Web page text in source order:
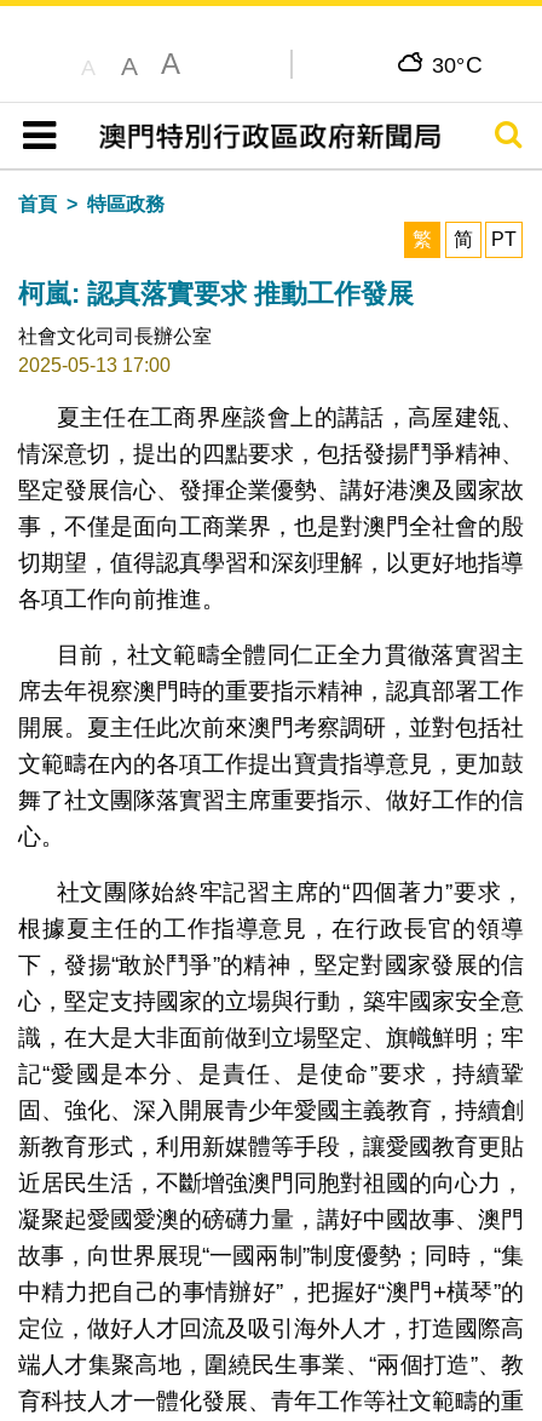
A A A 30°C
目錄
搜尋
首頁
特區政務
繁
简 PT
柯嵐: 認真落實要求 推動工作發展
社會文化司司長辦公室
2025-05-13 17:00
夏主任在工商界座談會上的講話，高屋建瓴、
情深意切，提出的四點要求，包括發揚鬥爭精神、
堅定發展信心、發揮企業優勢、講好港澳及國家故
事，不僅是面向工商業界，也是對澳門全社會的殷
切期望，值得認真學習和深刻理解，以更好地指導
各項工作向前推進。
目前，社文範疇全體同仁正全力貫徹落實習主
席去年視察澳門時的重要指示精神，認真部署工作
開展。夏主任此次前來澳門考察調研，並對包括社
文範疇在內的各項工作提出寶貴指導意見，更加鼓
舞了社文團隊落實習主席重要指示、做好工作的信
心。
社文團隊始終牢記習主席的“四個著力”要求，
根據夏主任的工作指導意見，在行政長官的領導
下，發揚“敢於鬥爭”的精神，堅定對國家發展的信
心，堅定支持國家的立場與行動，築牢國家安全意
識，在大是大非面前做到立場堅定、旗幟鮮明；牢
記“愛國是本分、是責任、是使命”要求，持續鞏
固、強化、深入開展青少年愛國主義教育，持續創
新教育形式，利用新媒體等手段，讓愛國教育更貼
近居民生活，不斷增強澳門同胞對祖國的向心力，
凝聚起愛國愛澳的磅礴力量，講好中國故事、澳門
故事，向世界展現“一國兩制”制度優勢；同時，“集
中精力把自己的事情辦好”，把握好“澳門+橫琴”的
定位，做好人才回流及吸引海外人才，打造國際高
端人才集聚高地，圍繞民生事業、“兩個打造”、教
育科技人才一體化發展、青年工作等社文範疇的重